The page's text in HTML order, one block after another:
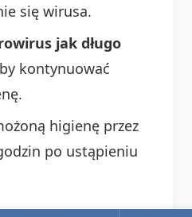
się wirusa.
jak długo
kontynuować
higienę przez
po ustąpieniu